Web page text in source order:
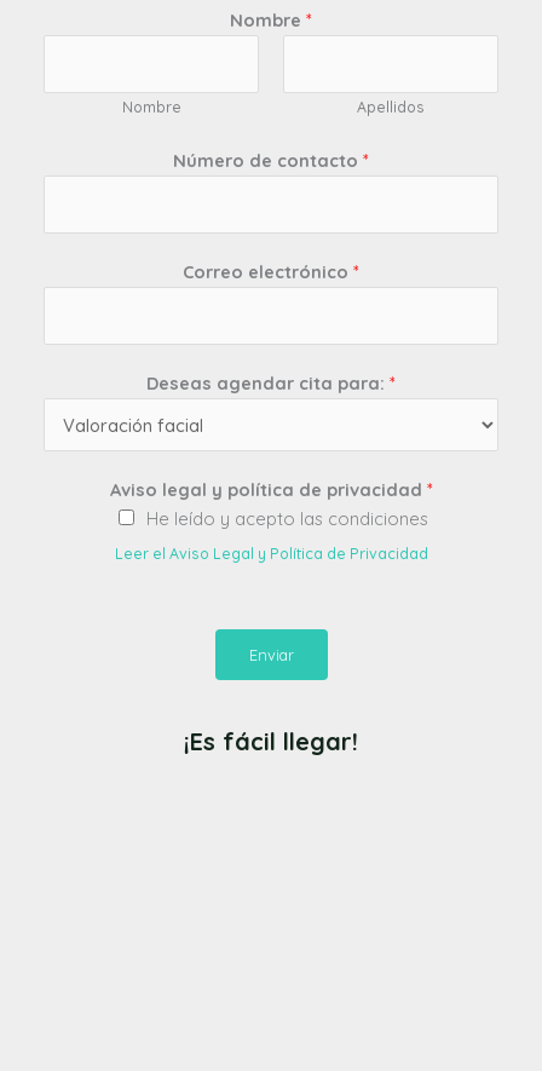
Nombre *
Nombre Apellidos
Número de contacto *
Correo electrónico *
Deseas agendar cita para: *
Aviso legal y política de privacidad *
He leído y acepto las condiciones
Leer el Aviso Legal y Política de Privacidad
Enviar
¡Es fácil llegar!